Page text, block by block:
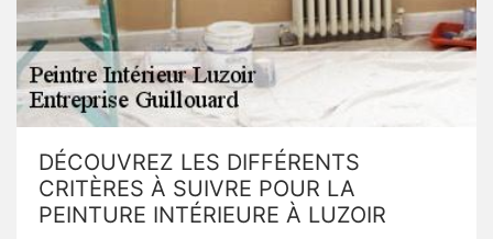
DÉCOUVREZ LES DIFFÉRENTS
CRITÈRES À SUIVRE POUR LA
PEINTURE INTÉRIEURE À LUZOIR